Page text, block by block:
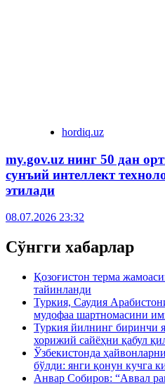
hordiq.uz
my.gov.uz нинг 50 дан
сунъий интеллект
этилади
08.07.2026 23:32
Сўнгги хабарлар
Қозоғистон терма
тайинланди
Туркия, Саудия
мудофаа шартномасини
Туркия йилнинг биринчи
хорижий сайёҳни қабул
Ўзбекистонда
бўлди: янги қонун кучга
Анвар Собиров: “Аввал